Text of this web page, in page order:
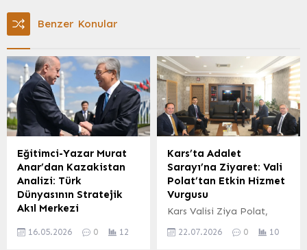
Benzer Konular
Eğitimci-Yazar Murat
Anar’dan Kazakistan
Analizi: Türk
Dünyasının Stratejik
Akıl Merkezi
Dünyasının Stratejik Kalbi
16.05.2026 0 12
Kars’ta Adalet
Sarayı’na Ziyaret: Vali
Polat’tan Etkin Hizmet
Vurgusu
Kars Valisi Ziya Polat,
ziyaret ederek adalet
22.07.2026 0 10